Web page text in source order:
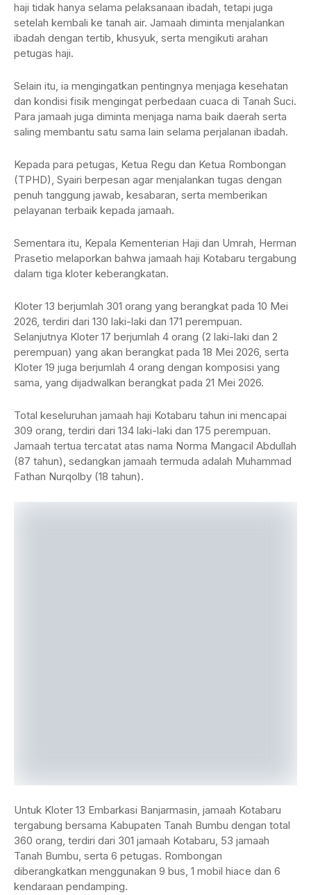
haji tidak hanya selama pelaksanaan ibadah, tetapi juga
setelah kembali ke tanah air. Jamaah diminta menjalankan
ibadah dengan tertib, khusyuk, serta mengikuti arahan
petugas haji.
Selain itu, ia mengingatkan pentingnya menjaga kesehatan
dan kondisi fisik mengingat perbedaan cuaca di Tanah Suci.
Para jamaah juga diminta menjaga nama baik daerah serta
saling membantu satu sama lain selama perjalanan ibadah.
Kepada para petugas, Ketua Regu dan Ketua Rombongan
(TPHD), Syairi berpesan agar menjalankan tugas dengan
penuh tanggung jawab, kesabaran, serta memberikan
pelayanan terbaik kepada jamaah.
Sementara itu, Kepala Kementerian Haji dan Umrah, Herman
Prasetio melaporkan bahwa jamaah haji Kotabaru tergabung
dalam tiga kloter keberangkatan.
Kloter 13 berjumlah 301 orang yang berangkat pada 10 Mei
2026, terdiri dari 130 laki-laki dan 171 perempuan.
Selanjutnya Kloter 17 berjumlah 4 orang (2 laki-laki dan 2
perempuan) yang akan berangkat pada 18 Mei 2026, serta
Kloter 19 juga berjumlah 4 orang dengan komposisi yang
sama, yang dijadwalkan berangkat pada 21 Mei 2026.
Total keseluruhan jamaah haji Kotabaru tahun ini mencapai
309 orang, terdiri dari 134 laki-laki dan 175 perempuan.
Jamaah tertua tercatat atas nama Norma Mangacil Abdullah
(87 tahun), sedangkan jamaah termuda adalah Muhammad
Fathan Nurqolby (18 tahun).
Untuk Kloter 13 Embarkasi Banjarmasin, jamaah Kotabaru
tergabung bersama Kabupaten Tanah Bumbu dengan total
360 orang, terdiri dari 301 jamaah Kotabaru, 53 jamaah
Tanah Bumbu, serta 6 petugas. Rombongan
diberangkatkan menggunakan 9 bus, 1 mobil hiace dan 6
kendaraan pendamping.